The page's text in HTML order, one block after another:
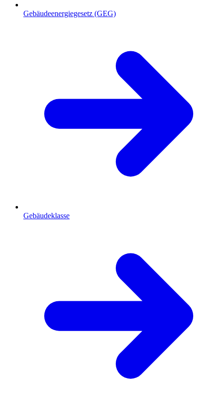
Gebäudeenergiegesetz (GEG)
Gebäudeklasse